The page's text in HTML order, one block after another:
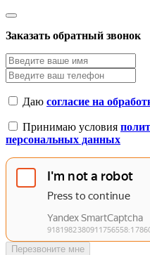
Заказать обратный звонок
Даю согласие на
Принимаю условия
персональных данных
Перезвоните мне